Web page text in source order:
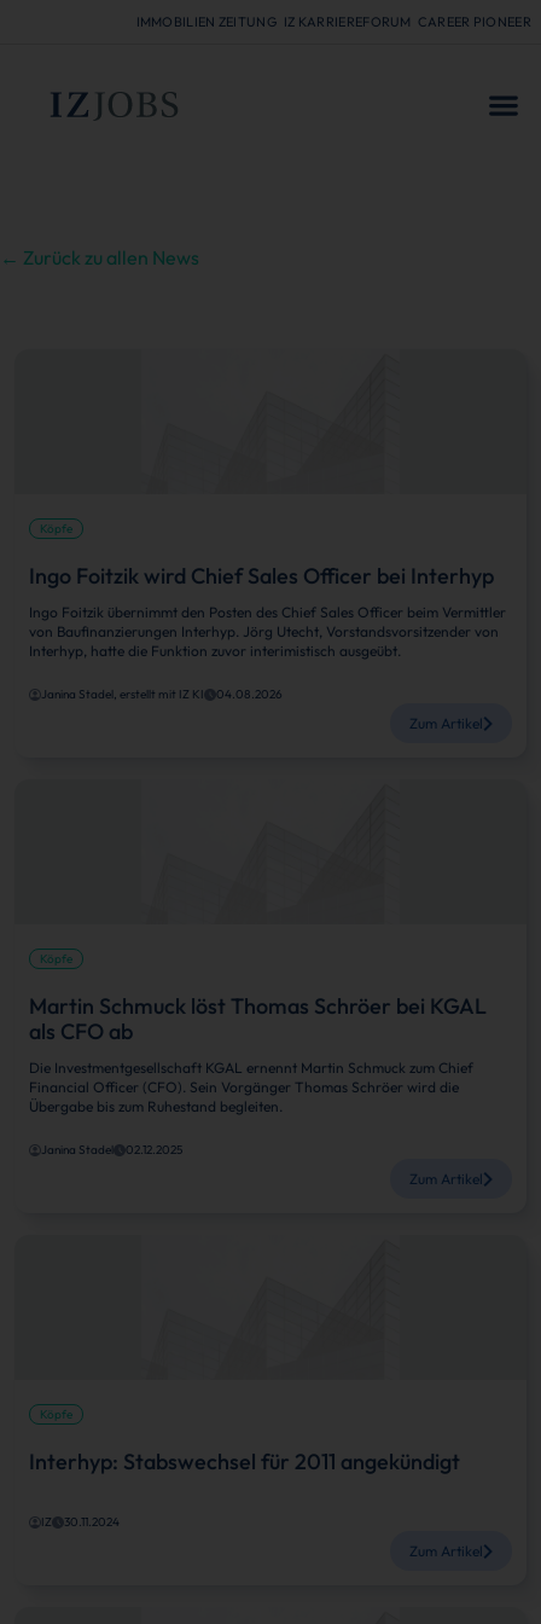
IMMOBILIEN ZEITUNG IZ KARRIEREFORUM CAREER PIONEER
← Zurück zu allen News
Köpfe
Ingo Foitzik wird Chief Sales Officer bei Interhyp
Ingo Foitzik übernimmt den Posten des Chief Sales Officer beim Vermittler
von Baufinanzierungen Interhyp. Jörg Utecht, Vorstandsvorsitzender von
Interhyp, hatte die Funktion zuvor interimistisch ausgeübt.
Janina Stadel, erstellt mit IZ KI 04.08.2026
Zum Artikel
Köpfe
Martin Schmuck löst Thomas Schröer bei KGAL
als CFO ab
Die Investmentgesellschaft KGAL ernennt Martin Schmuck zum Chief
Financial Officer (CFO). Sein Vorgänger Thomas Schröer wird die
Übergabe bis zum Ruhestand begleiten.
Janina Stadel 02.12.2025
Zum Artikel
Köpfe
Interhyp: Stabswechsel für 2011 angekündigt
IZ 30.11.2024
Zum Artikel